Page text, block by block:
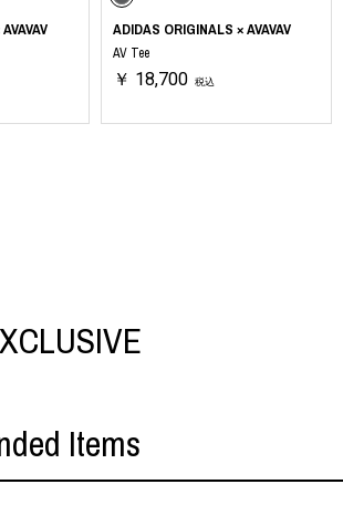
ADIDAS ORIGINALS × AVAVAV
AV Tee
￥ 18,700 税込
Items